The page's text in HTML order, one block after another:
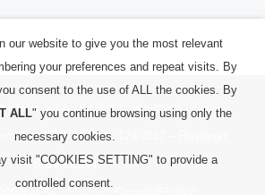
S.r.l. | All Rights Reserved | P.IVA:
PRIVACY|L. 124/2017 – Riepilogo
Sovvenzioni
our website to give you the most relevant
your preferences and repeat visits. By
consent to the use of ALL the cookies. By
ALL" you continue browsing using only the
necessary cookies.
visit "COOKIES SETTING" to provide a
controlled consent.